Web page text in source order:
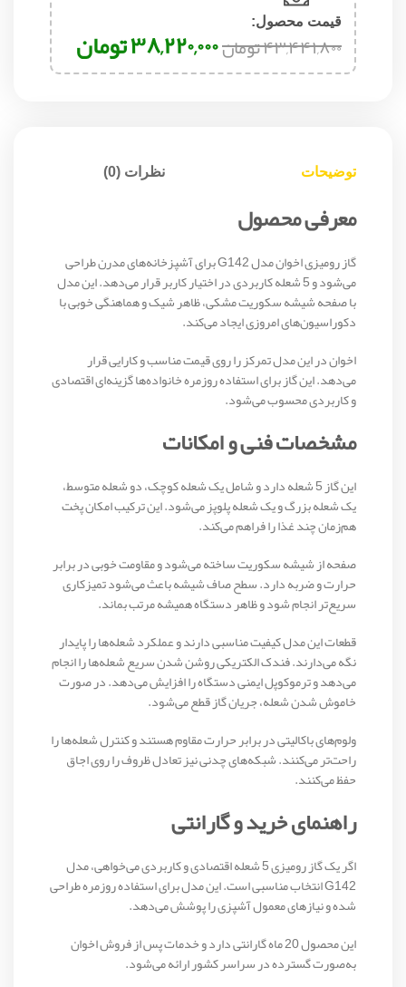
قیمت محصول:​
۴۳,۴۴۱,۸۰۰تومان۳۸,۲۲۰,۰۰۰تومان
توضیحات نظرات (0)
معرفی محصول
گاز رومیزی اخوان مدل G142 برای آشپزخانه‌های مدرن طراحی
می‌شود و 5 شعله کاربردی در اختیار کاربر قرار می‌دهد. این مدل
با صفحه شیشه سکوریت مشکی، ظاهر شیک و هماهنگی خوبی با
دکوراسیون‌های امروزی ایجاد می‌کند.
اخوان در این مدل تمرکز را روی قیمت مناسب و کارایی قرار
می‌دهد. این گاز برای استفاده روزمره خانواده‌ها گزینه‌ای اقتصادی
و کاربردی محسوب می‌شود.
مشخصات فنی و امکانات
این گاز 5 شعله دارد و شامل یک شعله کوچک، دو شعله متوسط،
یک شعله بزرگ و یک شعله پلوپز می‌شود. این ترکیب امکان پخت
هم‌زمان چند غذا را فراهم می‌کند.
صفحه از شیشه سکوریت ساخته می‌شود و مقاومت خوبی در برابر
حرارت و ضربه دارد. سطح صاف شیشه باعث می‌شود تمیزکاری
سریع‌تر انجام شود و ظاهر دستگاه همیشه مرتب بماند.
قطعات این مدل کیفیت مناسبی دارند و عملکرد شعله‌ها را پایدار
نگه می‌دارند. فندک الکتریکی روشن شدن سریع شعله‌ها را انجام
می‌دهد و ترموکوپل ایمنی دستگاه را افزایش می‌دهد. در صورت
خاموش شدن شعله، جریان گاز قطع می‌شود.
ولوم‌های باکالیتی در برابر حرارت مقاوم هستند و کنترل شعله‌ها را
راحت‌تر می‌کنند. شبکه‌های چدنی نیز تعادل ظروف را روی اجاق
حفظ می‌کنند.
راهنمای خرید و گارانتی
اگر یک گاز رومیزی 5 شعله اقتصادی و کاربردی می‌خواهی، مدل
G142 انتخاب مناسبی است. این مدل برای استفاده روزمره طراحی
شده و نیازهای معمول آشپزی را پوشش می‌دهد.
این محصول 20 ماه گارانتی دارد و خدمات پس از فروش اخوان
به‌صورت گسترده در سراسر کشور ارائه می‌شود.